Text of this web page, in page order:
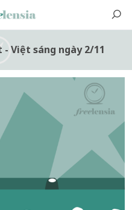
Việt sáng ngày 2/11